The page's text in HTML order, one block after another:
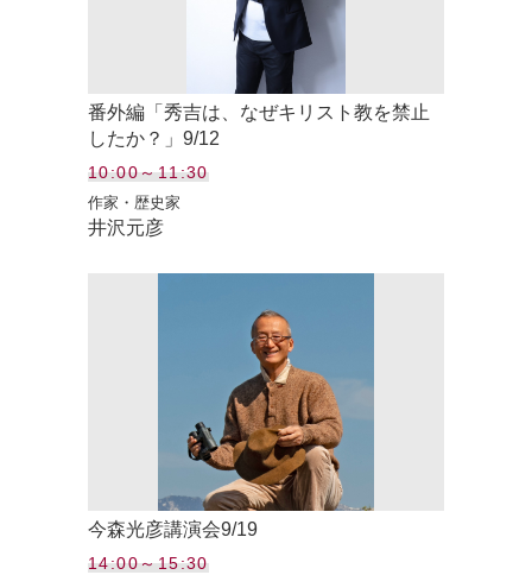
番外編「秀吉は、なぜキリスト教を禁止
したか？」9/12
10:00～11:30
作家・歴史家
井沢元彦
今森光彦講演会9/19
14:00～15:30